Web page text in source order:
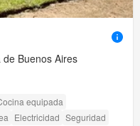
Buenos Aires
equipada
Electricidad Seguridad